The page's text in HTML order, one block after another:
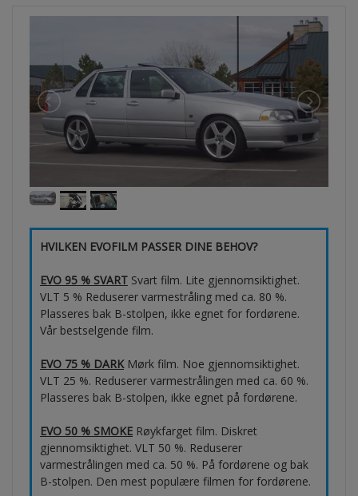
HVILKEN EVOFILM PASSER DINE BEHOV?
EVO 95 % SVART Svart film. Lite gjennomsiktighet.
VLT 5 % Reduserer varmestråling med ca. 80 %.
Plasseres bak B-stolpen, ikke egnet for fordørene.
Vår bestselgende film.
EVO 75 % DARKMørk film. Noe gjennomsiktighet.
VLT 25 %. Reduserer varmestrålingen med ca. 60 %.
Plasseres bak B-stolpen, ikke egnet på fordørene.
EVO 50 % SMOKE Røykfarget film. Diskret
gjennomsiktighet. VLT 50 %. Reduserer
varmestrålingen med ca. 50 %. På fordørene og bak
B-stolpen. Den mest populære filmen for fordørene.